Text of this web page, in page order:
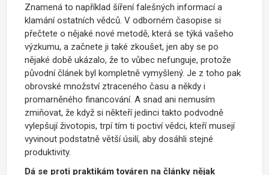
Znamená to například šíření falešných informací a
klamání ostatních vědců. V odborném časopise si
přečtete o nějaké nové metodě, která se týká vašeho
výzkumu, a začnete ji také zkoušet, jen aby se po
nějaké době ukázalo, že to vůbec nefunguje, protože
původní článek byl kompletně vymyšlený. Je z toho pak
obrovské množství ztraceného času a někdy i
promarněného financování. A snad ani nemusím
zmiňovat, že když si někteří jedinci takto podvodně
vylepšují životopis, trpí tím ti poctiví vědci, kteří musejí
vyvinout podstatně větší úsilí, aby dosáhli stejné
produktivity.
Dá se proti praktikám továren na články nějak